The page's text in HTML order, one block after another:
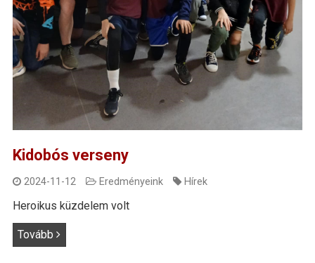
Kidobós verseny
2024-11-12 Eredményeink Hírek
Heroikus küzdelem volt
Tovább